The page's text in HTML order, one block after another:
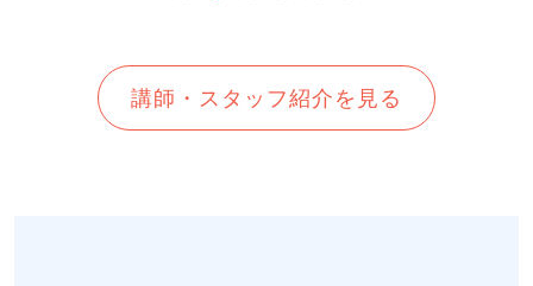
講師・スタッフ紹介を見る